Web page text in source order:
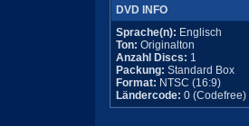
DVD INFO
Sprache(n): Englisch
Ton: Originalton
Anzahl Discs: 1
Packung: Standard Box
Format: NTSC (16:9)
Ländercode: 0 (Codefree)